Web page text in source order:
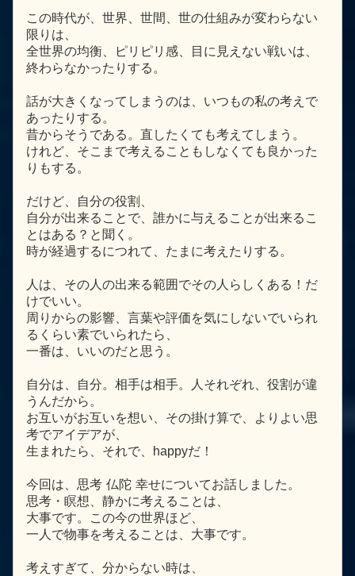
この時代が、世界、世間、世の仕組みが変わらない
限りは、
全世界の均衡、ピリピリ感、目に見えない戦いは、
終わらなかったりする。
話が大きくなってしまうのは、いつもの私の考えで
あったりする。
昔からそうである。直したくても考えてしまう。
けれど、そこまで考えることもしなくても良かった
りもする。
だけど、自分の役割、
自分が出来ることで、誰かに与えることが出来るこ
とはある？と聞く。
時が経過するにつれて、たまに考えたりする。
人は、その人の出来る範囲でその人らしくある！だ
けでいい。
周りからの影響、言葉や評価を気にしないでいられ
るくらい素でいられたら、
一番は、いいのだと思う。
自分は、自分。相手は相手。人それぞれ、役割が違
うんだから。
お互いがお互いを想い、その掛け算で、よりよい思
考でアイデアが、
生まれたら、それで、happyだ！
今回は、思考 仏陀 幸せについてお話しました。
思考・瞑想、静かに考えることは、
大事です。この今の世界ほど、
一人で物事を考えることは、大事です。
考えすぎて、分からない時は、